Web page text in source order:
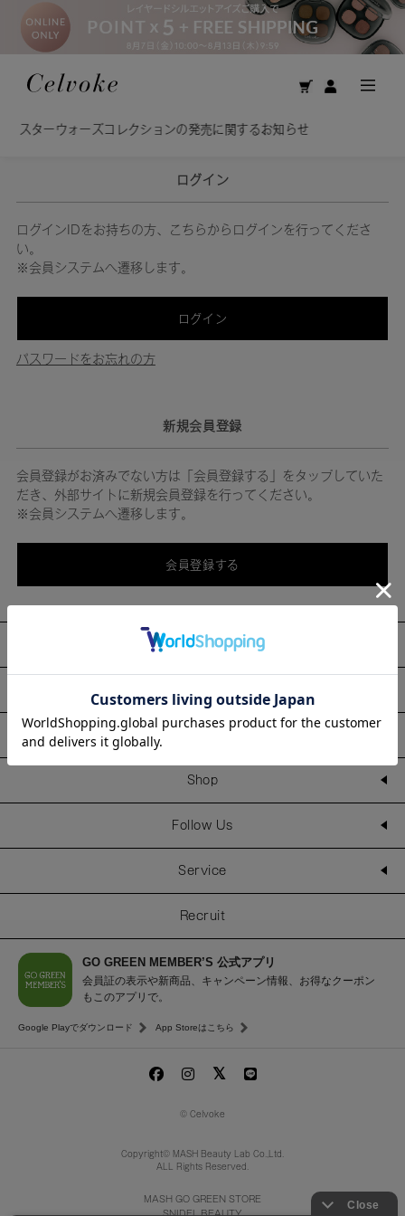
コレクションの発売に関するお知らせ
ログイン
ログインIDをお持ちの方、こちらからログインを行ってくださ
い。
※会員システムへ遷移します。
ログイン
パスワードをお忘れの方
新規会員登録
会員登録がお済みでない方は「会員登録する」をタップしていた
だき、外部サイトに新規会員登録を行ってください。
※会員システムへ遷移します。
会員登録する
About
Shop
Follow Us
Service
Recruit
GO GREEN MEMBER’S 公式アプリ
会員証の表示や新商品、キャンペーン情報、お得なクーポン
もこのアプリで。
Google Playでダウンロード App Storeはこちら
© Celvoke
Copyright© MASH Beauty Lab Co.,Ltd.
ALL Rights Reserved.
MASH GO GREEN STORE
SNIDEL BEAUTY